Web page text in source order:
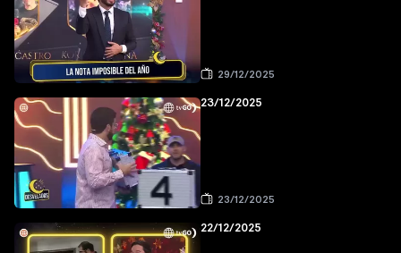
29/12/2025
23/12/2025
23/12/2025
22/12/2025